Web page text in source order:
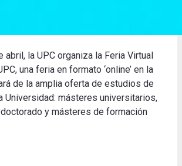
abril, la UPC organiza la Feria Virtual
una feria en formato ‘online’ en la
de la amplia oferta de estudios de
Universidad: másteres universitarios,
y másteres de formación